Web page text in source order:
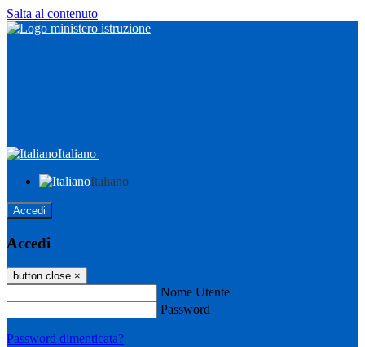
Salta al contenuto
Italiano
Italiano
Accedi
Accedi
button close ×
Nome Utente
Password
Password dimenticata?